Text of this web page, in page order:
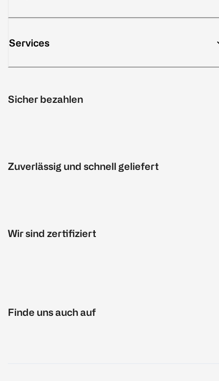
Services
Sicher bezahlen
Zuverlässig und schnell geliefert
Wir sind zertifiziert
Finde uns auch auf